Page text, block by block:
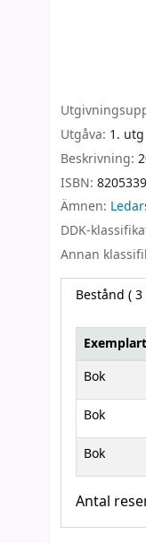
Utgåva: 1. utg
Beskrivning:
ISBN:
Ämnen:
DDK-
Annan
Bestånd ( 3
Bestånd
Bok
Bok
Bok
Antal